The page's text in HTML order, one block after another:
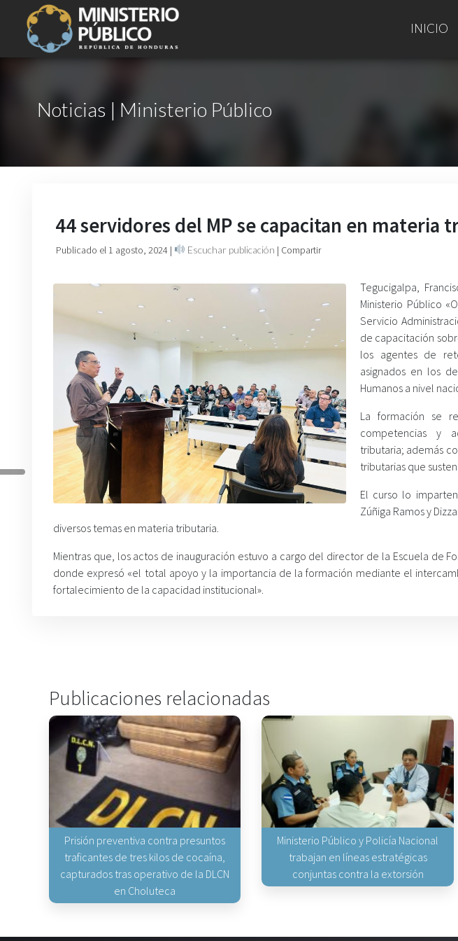
INICIO
Noticias | Ministerio Público
44 servidores del MP se capacitan en materia
Publicado el 1 agosto, 2024 | Escuchar publicación | Compartir
Tegucigalpa,
Ministerio Público
Servicio
de capacitación
los agentes de
asignados en los
Humanos a nivel
La formación se
competencias y
tributaria; además
tributarias que
El curso lo
Zúñiga Ramos y
diversos temas en materia tributaria.
Mientras que, los actos de inauguración estuvo a cargo del director de la Escuela de
donde expresó «el total apoyo y la importancia de la formación mediante el
fortalecimiento de la capacidad institucional».
Publicaciones relacionadas
Prisión preventiva contra presuntos
traficantes de tres kilos de cocaína,
capturados tras operativo de la DLCN
en Choluteca
Ministerio Público y Policía Nacional
trabajan en líneas estratégicas
conjuntas contra la extorsión